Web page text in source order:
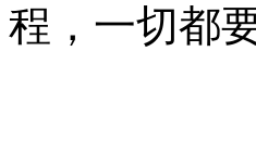
程，一切都